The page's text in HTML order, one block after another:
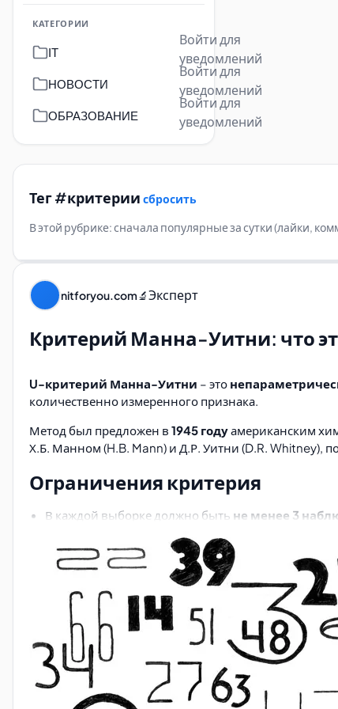
КАТЕГОРИИ
IT
Войти для
уведомлений
НОВОСТИ
Войти для
уведомлений
ОБРАЗОВАНИЕ
Войти для
уведомлений
Тег #критерии сбросить
В этой рубрике: сначала популярные за сутки (лайки,
nitforyou.com🔬Эксперт
Критерий Манна-Уитни: что
U-критерий Манна-Уитни – это
количественно измеренного признака.
Метод был предложен в 1945 годуамериканским
Х.Б. Манном (H.B. Mann) и Д.Р. Уитни (D.R. Whitney),
Ограничения критерия
В каждой выборке должно быть не менее 3
В каждой выборке должно бытьне более 60
Условием для применения
U-критерия Манна-
малое число
таких совпадений.
Формулировка гипотез
H0 : Уровень признака в группе 2 не ниже уровня
: Уровень признака в группе 2 ниже уровня